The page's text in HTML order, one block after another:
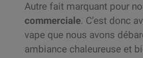
Autre fait marquant pour
commerciale. C’est donc
vape que nous avons
ambiance chaleureuse et